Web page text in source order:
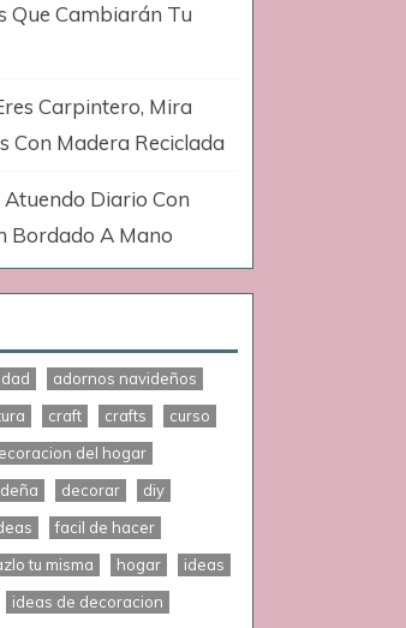
Que Cambiarán Tu
Carpintero, Mira
Con Madera Reciclada
Diario Con
Bordado A Mano
adornos navideños
craft crafts
curso
del hogar
decorar
diy
facil de hacer
tu misma hogar
ideas
ideas de decoracion